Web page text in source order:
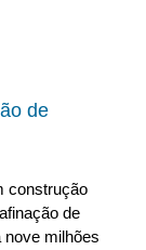
de
construção
de
milhões